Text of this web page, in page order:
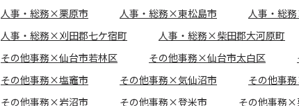
人事・総務×栗原市
人事・総務×東松島市 人事・総
人事・総務×刈田郡七ケ宿町
人事・総務×柴田郡大河原町
その他事務×仙台市若林区
その他事務×仙台市太白区
その他事務×塩竈市
その他事務×気仙沼市 その他事
その他事務×岩沼市
その他事務×登米市 その他事務×